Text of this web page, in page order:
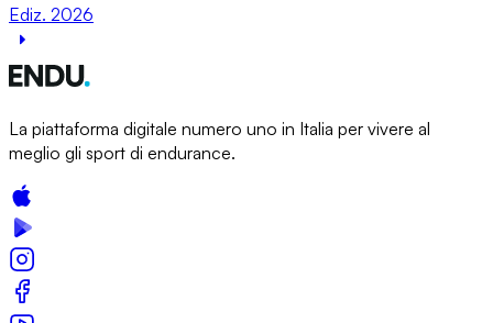
Ediz. 2026
La piattaforma digitale numero uno in Italia per vivere al
meglio gli sport di endurance.